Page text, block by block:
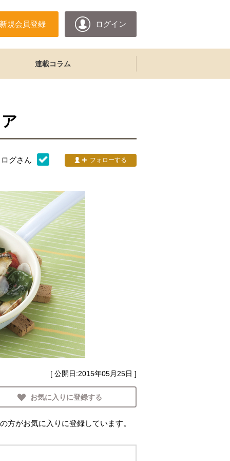
新規会員登録 ログイン
連載コラム
グさん フォローする
[ 公開日:2015年05月25日 ]
お気に入りに登録する
の方がお気に入りに登録しています。